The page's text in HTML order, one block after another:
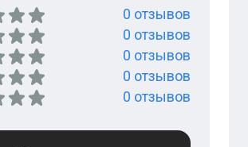
0 отзывов
0 отзывов
0 отзывов
0 отзывов
0 отзывов